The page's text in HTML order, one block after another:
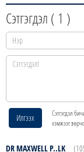
Сэтгэгдэл ( 1 )
Илгээх
Сэтгэгдэл
хэмжээг
DR MAXWELL P..LK